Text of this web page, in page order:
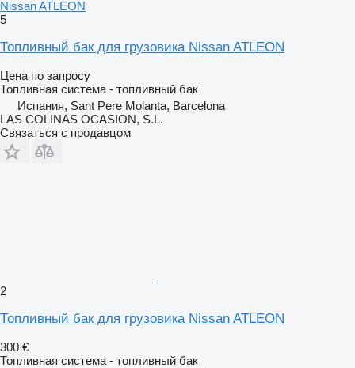
Nissan ATLEON
5
Топливный бак для грузовика Nissan ATLEON
Цена по запросу
Топливная система - топливный бак
Испания, Sant Pere Molanta, Barcelona
LAS COLINAS OCASION, S.L.
Связаться с продавцом
2
Топливный бак для грузовика Nissan ATLEON
300 €
Топливная система - топливный бак